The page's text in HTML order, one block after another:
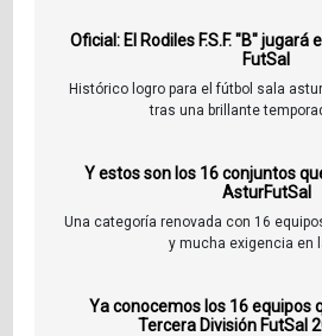
Oficial: El Rodiles F.S.F. "B" jugará
FutSal
Histórico logro para el fútbol sala
tras una brillante
Y estos son los 16 conjuntos
AsturFutSal
Una categoría renovada con 16
y mucha exigencia en
Ya conocemos los 16 equipos
Tercera División FutSal